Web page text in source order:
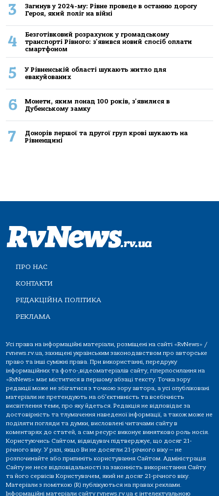
3
Загинув у 2024-му: Рівне проведе в останню дорогу
Героя, який поліг на війні
4
Безготівковий розрахунок у громадському
транспорті Рівного: з'явився новий спосіб оплати
смартфоном
5
У Рівненській області шукають житло для
евакуйованих
6
Монети, яким понад 100 років, з'явилися в
Дубенському замку
7
Донорів першої та другої груп крові шукають на
Рівненщині
ПРО НАС
КОНТАКТИ
РЕДАКЦІЙНА ПОЛІТИКА
РЕКЛАМА
Усі права на інформаційні матеріали, розміщені на сайті «RvNews» /
rvnews.rv.ua, захищені українським законодавством про авторське
право та інші суміжні права. При використанні, передруку
інформаційних та фото-,відеоматеріалів сайту, гіперпосилання на
«RvNews» має міститися в першому абзаці тексту. Точка зору
редакції може не збігатися з точкою зору автора, а усі опубліковані
матеріали не претендують на об'єктивність та всебічність
висвітлення теми, про яку йдеться. Редакція не відповідає за
достовірність та тлумачення наведеної інформації, а також може не
поділяти погляди та думки, висловлені читачами сайту в
коментарях до статей, а сам ресурс виконує винятково роль носія.
Користуючись Сайтом, відвідувач підтверджує, що досяг 21-
річного віку. У разі, якщо Ви не досягли 21-річного віку — не
розпочинайте або припиніть користування Сайтом. Адміністрація
Сайту не несе відповідальності за законність використання Сайту
та його сервісів Користувачем, який не досяг 21-річного віку.
Матеріали з поміткою (R) публікуються на правах реклами.
Інформаційні матеріали сайту rvnews.rv.ua є інтелектуальною